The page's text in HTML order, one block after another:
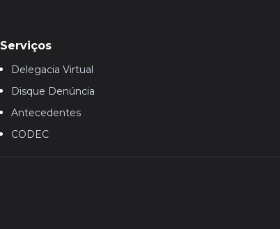
Serviços
Delegacia Virtual
Disque Denúncia
Antecedentes
CODEC